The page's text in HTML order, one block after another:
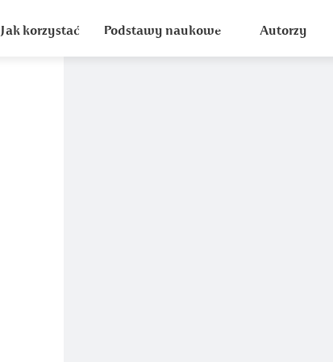
Jak korzystać Podstawy naukowe Autorzy